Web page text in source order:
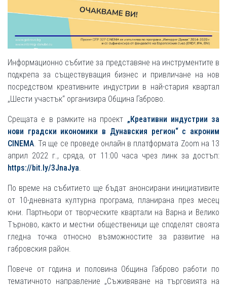
Информационно събитие за представяне на инструментите в
подкрепа за съществуващия бизнес и привличане на нов
посредством креативните индустрии в най-стария квартал
„Шести участък“ организира Община Габрово.
Срещата е в рамките на проект „Креативни индустрии за
нови градски икономики в Дунавския регион“ с акроним
CINEMA . Тя ще се проведе онлайн в платформата Zoom на 13
април 2022 г., сряда, от 11:00 часа чрез линк за достъп:
https://bit.ly/3JnaJya
По време на събитието ще бъдат анонсирани инициативите
от 10-дневната културна програма, планирана през месец
юни. Партньори от творческите квартали на Варна и Велико
Търново, както и местни общественици ще споделят своята
гледна точка относно възможностите за развитие на
габровския район.
Повече от година и половина Община Габрово работи по
тематичното направление „Съживяване на търговията на